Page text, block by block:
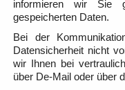
informieren wir Sie
gespeicherten Daten.
Bei der
Datensicherheit nicht
wir Ihnen bei
über De-Mail oder über